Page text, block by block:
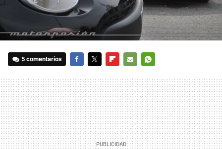
5 comentarios
MAIL